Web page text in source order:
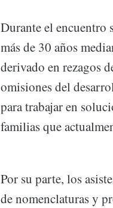
Durante el encuentro
más de 30 años
derivado en rezagos
omisiones del
para trabajar en
familias que
Por su parte, los
de nomenclaturas y